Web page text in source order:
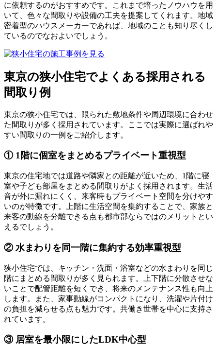
に依頼するのがおすすめです。これまで培ったノウハウを用
いて、色々な間取りや設備の工夫を提案してくれます。地域
密着型のハウスメーカーであれば、地域のことも知り尽くし
ているのでなおよいでしょう。
東京の狭小住宅でよくある採用される
間取り例
東京の狭小住宅では、限られた敷地条件や周辺環境に合わせ
た間取りが多く採用されています。ここでは実際に選ばれや
すい間取りの一例をご紹介します。
① 1階に個室をまとめるプライベート重視型
東京の住宅地では道路や隣家との距離が近いため、1階に寝
室や子ども部屋をまとめる間取りがよく採用されます。生活
音が外に漏れにくく、来客時もプライベート空間を分けやす
いのが特徴です。上階に生活空間を集約することで、家族と
来客の動線を分離できる点も都市部ならではのメリットとい
えるでしょう。
② 水まわりを同一階に集約する効率重視型
狭小住宅では、キッチン・洗面・浴室などの水まわりを同じ
階にまとめる間取りが多く見られます。上下階に分散させな
いことで配管距離を短くでき、将来のメンテナンス性も向上
します。また、家事動線がコンパクトになり、洗濯や片付け
の負担を減らせる点も魅力です。共働き世帯を中心に支持さ
れています。
③ 居室を最小限にしたLDK中心型